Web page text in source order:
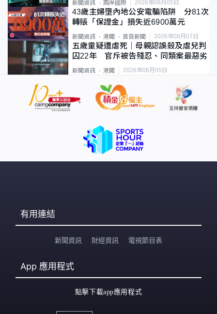
新聞資訊 兩岸國際 2026年08月05日
43歲主婦墮內地公安電騙陷阱 分81次
轉賬「保證金」損失近6900萬元
新聞資訊 港聞 首頁新聞 2026年08月07日
五歲童疑遭虐死｜母親認誤殺及虐兒判
囚22年 官斥被告殘忍、同類案最惡劣
新聞資訊 港聞 2026年08月05日
有用連結
新聞資訊 財經資訊 電視節目表
App 應用程式
點擊下載app應用程式